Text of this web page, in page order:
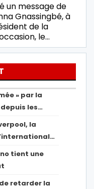
un message de
Gnassingbé, à
de la
le…
» par la
les…
la
tient une
retarder la